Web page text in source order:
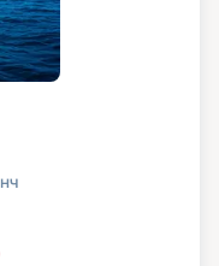
нч